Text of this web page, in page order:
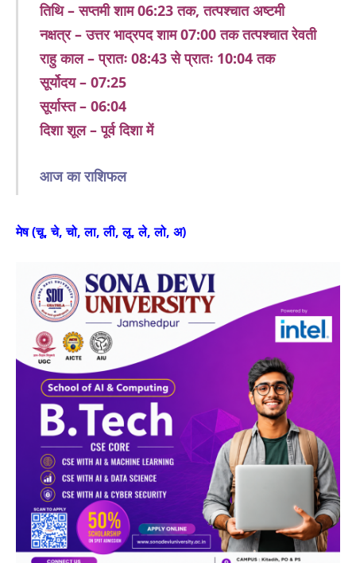
तिथि – सप्तमी शाम 06:23 तक, तत्पश्चात अष्टमी
नक्षत्र – उत्तर भाद्रपद शाम 07:00 तक तत्पश्चात रेवती
राहु काल – प्रातः 08:43 से प्रातः 10:04 तक
सूर्योदय – 07:25
सूर्यास्त – 06:04
दिशा शूल – पूर्व दिशा में
आज का राशिफल
मेष (चू, चे, चो, ला, ली, लू, ले, लो, अ)